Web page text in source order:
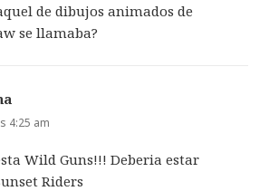
de dibujos animados de
se llamaba?
4:25 am
Wild Guns!!! Deberia estar
Riders